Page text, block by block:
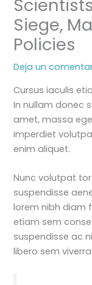
Siege,
Policies
Deja un
Cursus iaculis
In nullam donec
amet, massa
imperdiet
enim aliquet.
Nunc volutpat
suspendisse
lorem nibh diam
etiam sem
suspendisse ac
libero sem